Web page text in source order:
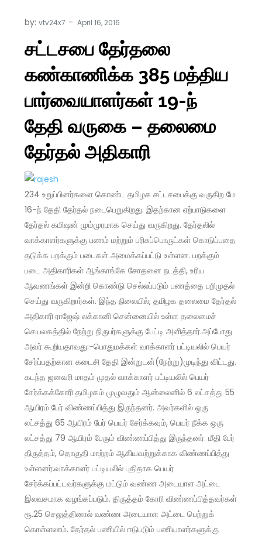
by:vtv24x7
சட்டசபை தேர்தலை
கண்காணிக்க 385 மத்திய
பார்வையாளர்கள் 19-ந்
தேதி வருகை – தலைமை
தேர்தல் அதிகாரி
234 உறுப்பினர்களை கொண்ட தமிழக சட்டசபைக்கு வருகிற மே
16-ந் தேதி தேர்தல் நடைபெறுகிறது. இதற்கான ஏற்பாடுகளை
தேர்தல் கமிஷன் மும்முரமாக செய்து வருகிறது. தேர்தலில்
வாக்காளர்களுக்கு பணம் மற்றும் பரிசுப்பொருட்கள் கொடுப்பதை
தடுக்க பறக்கும் படைகள் அமைக்கப்பட்டு உள்ளன. பறக்கும்
படை அதிகாரிகள் ஆங்காங்கே சோதனை நடத்தி, உரிய
ஆவணங்கள் இன்றி கொண்டு செல்லப்படும் பணத்தை பறிமுதல்
செய்து வருகிறார்கள். இந்த நிலையில், தமிழக தலைமை தேர்தல்
அதிகாரி ராஜேஷ் லக்கானி சென்னையில் உள்ள தலைமைச்
செயலகத்தில் நேற்று நிருபர்களுக்கு பேட்டி அளித்தார்.அப்போது
அவர் கூறியதாவது:-பொதுமக்கள் வாக்காளர் பட்டியலில் பெயர்
சேர்ப்பதற்கான கடைசி தேதி இன்றுடன்(நேற்று)முடிந்து விட்டது.
கடந்த ஜனவரி மாதம் முதல் வாக்காளர் பட்டியலில் பெயர்
சேர்க்கக்கோரி தமிழகம் முழுவதும் ஆன்லைனில் 6 லட்சத்து 55
ஆயிரம் பேர் விண்ணப்பித்து இருந்தனர். அவர்களில் ஒரு
லட்சத்து 65 ஆயிரம் பேர் பெயர் சேர்க்கவும், பெயர் நீக்க ஒரு
லட்சத்து 79 ஆயிரம் பேரும் விண்ணப்பித்து இருந்தனர். மீதி பேர்
திருத்தம், தொகுதி மாற்றம் ஆகியவற்றுக்காக விண்ணப்பித்து
உள்ளனர்.வாக்காளர் பட்டியலில் புதிதாக பெயர்
சேர்க்கப்பட்டவர்களுக்கு மட்டும் வண்ண அடையாள அட்டை
இலவசமாக வழங்கப்படும். திருத்தம் கோரி விண்ணப்பித்தவர்கள்
ரூ.25 செலுத்தினால் வண்ண அடையாள அட்டை பெற்றுக்
கொள்ளலாம். தேர்தல் பணியில் ஈடுபடும் பணியாளர்களுக்கு